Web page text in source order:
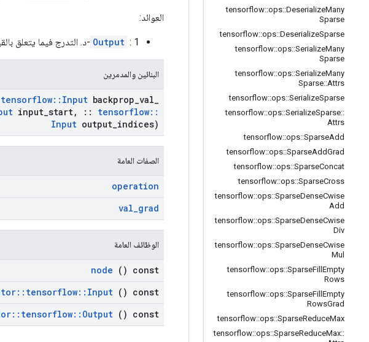
tensorflow::ops::DeserializeMany
Sparse
tensorflow::ops::DeserializeSparse
tensorflow::ops::SerializeMany
Sparse
tensorflow::ops::SerializeMany
Sparse::Attrs
tensorflow::ops::SerializeSparse
tensorflow::ops::SerializeSparse::
Attrs
tensorflow::ops::SparseAdd
tensorflow::ops::SparseAddGrad
tensorflow::ops::SparseConcat
tensorflow::ops::SparseCross
tensorflow::ops::SparseDenseCwise
Add
tensorflow::ops::SparseDenseCwise
Div
tensorflow::ops::SparseDenseCwise
Mul
tensorflow::ops::SparseFill Empty
Rows
tensorflow::ops::SparseFill Empty
RowsGrad
tensorflow::ops::SparseReduceMax
tensorflow::ops::SparseReduceMax::
العوائد:
Output : 1-د. التدرج فيما يتعلق بالقيم غير الفارغة للإدخال
البنائين والمدمرين
tensorflow:: Input backprop val
input start, :: tensorflow::
Input output indices)
الصفات العامة
operation
val_grad
الوظائف العامة
node () const
:: tensorflow:: Input () const
:: tensorflow:: Output () const